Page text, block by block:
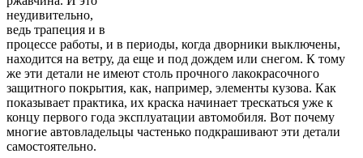
неудивительно,
ведь трапеция и в
процессе работы, и в периоды, когда дворники выключены,
находится на ветру, да еще и под дождем или снегом. К тому
же эти детали не имеют столь прочного лакокрасочного
защитного покрытия, как, например, элементы кузова. Как
показывает практика, их краска начинает трескаться уже к
концу первого года эксплуатации автомобиля. Вот почему
многие автовладельцы частенько подкрашивают эти детали
самостоятельно.